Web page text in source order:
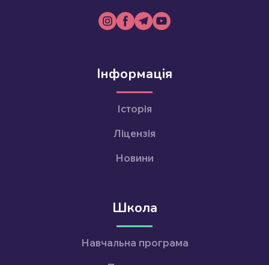
Інформація
Історія
Ліцензія
Новини
Школа
Навчальна програма